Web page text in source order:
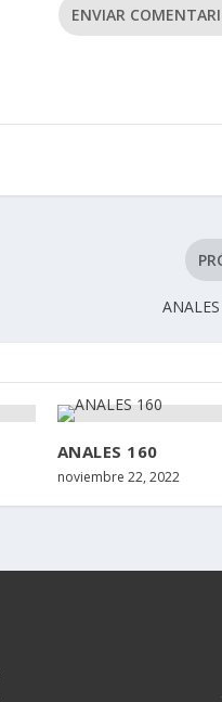
ENVIAR
ANALES 160
noviembre 22, 2022